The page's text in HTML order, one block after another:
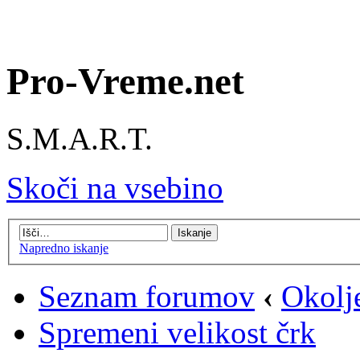
Pro-Vreme.net
S.M.A.R.T.
Skoči na vsebino
Napredno iskanje
Seznam forumov ‹
Spremeni velikost črk